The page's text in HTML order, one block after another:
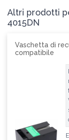
Altri prodotti
4015DN
Vaschetta di
compatibile